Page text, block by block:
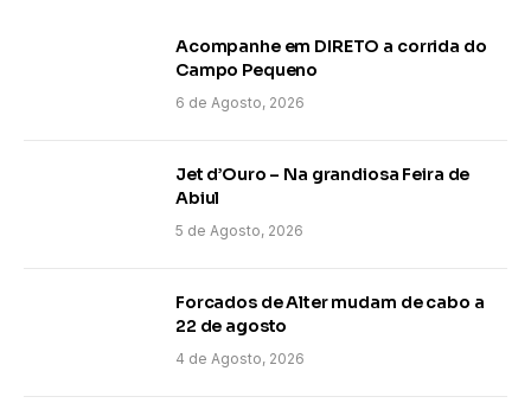
Acompanhe em DIRETO a corrida do
Campo Pequeno
6 de Agosto, 2026
Jet d’Ouro – Na grandiosa Feira de
Abiul
5 de Agosto, 2026
Forcados de Alter mudam de cabo a
22 de agosto
4 de Agosto, 2026